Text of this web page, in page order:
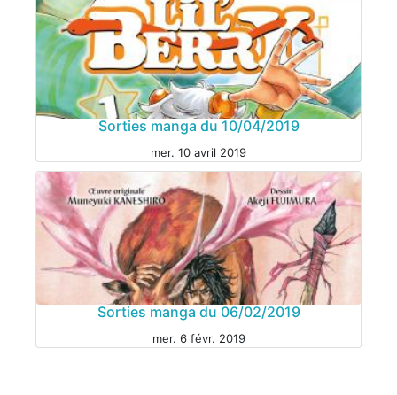
MANGA
Sorties manga du 10/04/2019
mer. 10 avril 2019
Sorties manga du 06/02/2019
mer. 6 févr. 2019